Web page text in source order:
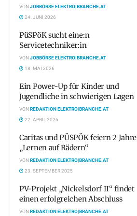
VONJOBBÖRSE ELEKTRO|BRANCHE.AT
24. JUNI 2026
PüSPöK sucht eine:n
Servicetechniker:in
VONJOBBÖRSE ELEKTRO|BRANCHE.AT
18. MAI 2026
Ein Power-Up für Kinder und
Jugendliche in schwierigen Lagen
VONREDAKTION ELEKTRO|BRANCHE.AT
22. APRIL 2026
Caritas und PÜSPÖK feiern 2 Jahre
„Lernen auf Rädern“
VONREDAKTION ELEKTRO|BRANCHE.AT
23. SEPTEMBER 2025
PV-Projekt „Nickelsdorf II“ findet
einen erfolgreichen Abschluss
VONREDAKTION ELEKTRO|BRANCHE.AT